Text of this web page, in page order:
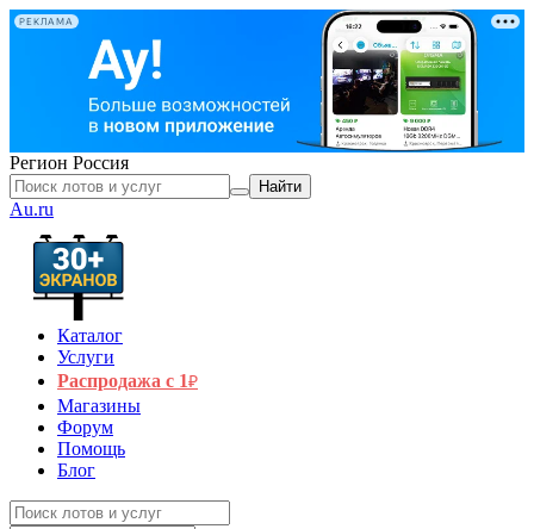
РЕКЛАМА
Регион Россия
Найти
Au.ru
Каталог
Услуги
Распродажа с 1₽
Магазины
Форум
Помощь
Блог